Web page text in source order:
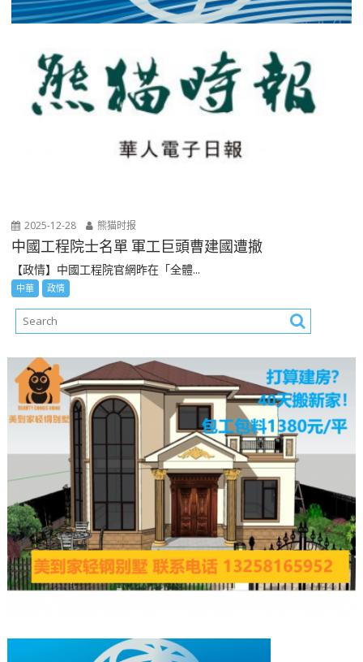
2025-12-28 熊猫时报
中國工程院士名單 軍工巨頭曹建國遭撤
【政情】中國工程院官網昨在「全體...
中華 政情